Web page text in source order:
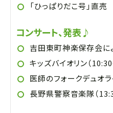
「ひっぱりだこ号」直売
コンサート、発表♪
吉田東町神楽保存会に
キッズバイオリン（10:30
医師のフォークデュオラ
長野県警察音楽隊（